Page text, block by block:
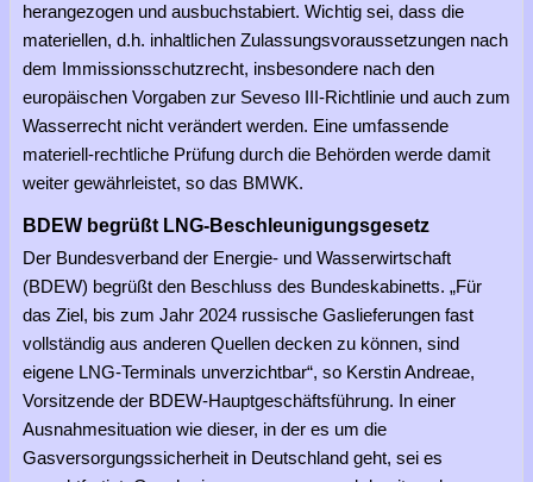
herangezogen und ausbuchstabiert. Wichtig sei, dass die
materiellen, d.h. inhaltlichen Zulassungsvoraussetzungen nach
dem Immissionsschutzrecht, insbesondere nach den
europäischen Vorgaben zur Seveso III-Richtlinie und auch zum
Wasserrecht nicht verändert werden. Eine umfassende
materiell-rechtliche Prüfung durch die Behörden werde damit
weiter gewährleistet, so das BMWK.
BDEW begrüßt LNG-Beschleunigungsgesetz
Der Bundesverband der Energie- und Wasserwirtschaft
(BDEW) begrüßt den Beschluss des Bundeskabinetts. „Für
das Ziel, bis zum Jahr 2024 russische Gaslieferungen fast
vollständig aus anderen Quellen decken zu können, sind
eigene LNG-Terminals unverzichtbar“, so Kerstin Andreae,
Vorsitzende der BDEW-Hauptgeschäftsführung. In einer
Ausnahmesituation wie dieser, in der es um die
Gasversorgungssicherheit in Deutschland geht, sei es